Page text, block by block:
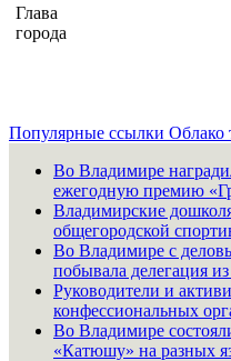
Глава
города
Популярные ссылки Облако
Во Владимире
ежегодную премию
Владимирские
общегородской
Во Владимире с
побывала делегация
Руководители и
конфессиональных
Во Владимире
«Катюшу» на разных